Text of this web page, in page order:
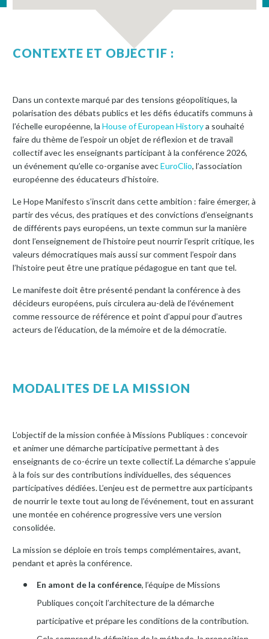
CONTEXTE ET OBJECTIF :
Dans un contexte marqué par des tensions géopolitiques, la
polarisation des débats publics et les défis éducatifs communs à
l’échelle européenne, la House of European Historya souhaité
faire du thème de l’espoir un objet de réflexion et de travail
collectif avec les enseignants participant à la conférence 2026,
un événement qu’elle co-organise avecEuroClio, l’association
européenne des éducateurs d’histoire.
Le Hope Manifesto s’inscrit dans cette ambition : faire émerger, à
partir des vécus, des pratiques et des convictions d’enseignants
de différents pays européens, un texte commun sur la manière
dont l’enseignement de l’histoire peut nourrir l’esprit critique, les
valeurs démocratiques mais aussi sur comment l’espoir dans
l’histoire peut être une pratique pédagogue en tant que tel.
Le manifeste doit être présenté pendant la conférence à des
décideurs européens, puis circulera au-delà de l’événement
comme ressource de référence et point d’appui pour d’autres
acteurs de l’éducation, de la mémoire et de la démocratie.
MODALITES DE LA MISSION
L’objectif de la mission confiée à Missions Publiques : concevoir
et animer une démarche participative permettant à des
enseignants de co-écrire un texte collectif. La démarche s’appuie
à la fois sur des contributions individuelles, des séquences
participatives dédiées. L’enjeu est de permettre aux participants
de nourrir le texte tout au long de l’événement, tout en assurant
une montée en cohérence progressive vers une version
consolidée.
La mission se déploie en trois temps complémentaires, avant,
pendant et après la conférence.
En amont de la conférence, l’équipe de Missions
Publiques conçoit l’architecture de la démarche
participative et prépare les conditions de la contribution.